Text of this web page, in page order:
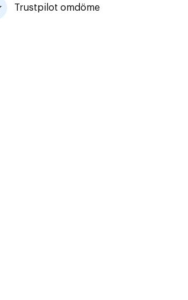
Trustpilot omdöme